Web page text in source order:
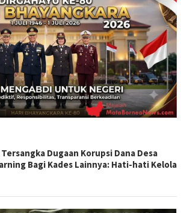
Dugaan Korupsi Dana Desa
Bagi Kades Lainnya: Hati-hati Kelola